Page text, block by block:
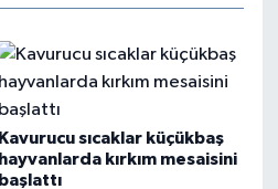
Kavurucu sıcaklar küçükbaş
hayvanlarda kırkım mesaisini
başlattı